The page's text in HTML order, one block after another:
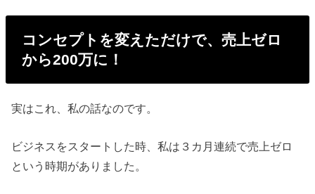
コンセプトを変えただけで、売上ゼロ
から200万に！
実はこれ、私の話なのです。
ビジネスをスタートした時、私は３カ月連続で売上ゼロ
という時期がありました。